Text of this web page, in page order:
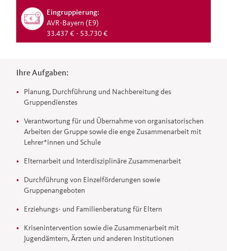
Eingruppierung:
AVR-Bayern (E9)
33.437 € - 53.730 €
Ihre Aufgaben:
Planung, Durchführung und Nachbereitung des
Gruppendienstes
Verantwortung für und Übernahme von organisatorischen
Arbeiten der Gruppe sowie die enge Zusammenarbeit mit
Lehrer*innen und Schule
Elternarbeit und Interdisziplinäre Zusammenarbeit
Durchführung von Einzelförderungen sowie
Gruppenangeboten
Erziehungs- und Familienberatung für Eltern
Krisenintervention sowie die Zusammenarbeit mit
Jugendämtern, Ärzten und anderen Institutionen